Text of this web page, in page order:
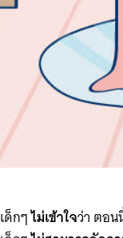
เด็กๆไม่เข้าใจว่า ตอน